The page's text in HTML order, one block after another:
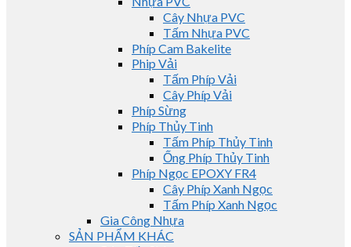
Cây Nhựa PVC
Tấm Nhựa PVC
Phíp Cam Bakelite
Phip Vải
Tấm Phíp Vải
Cây Phíp Vải
Phíp Sừng
Phíp Thủy Tinh
Tấm Phíp Thủy Tinh
Ống Phíp Thủy Tinh
Phíp Ngọc EPOXY FR4
Cây Phíp Xanh Ngọc
Tấm Phíp Xanh Ngọc
Gia Công Nhựa
SẢN PHẨM KHÁC